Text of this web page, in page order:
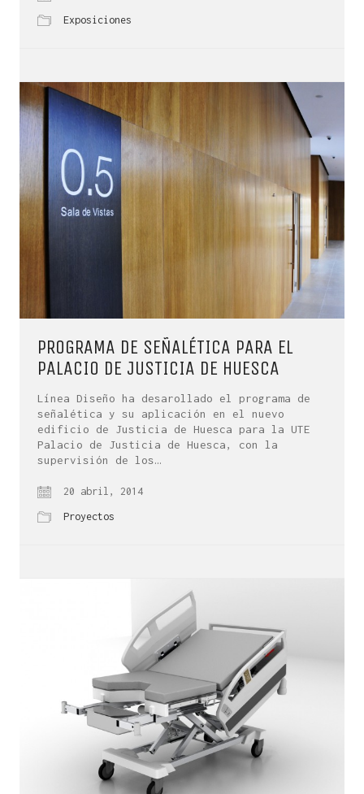
Exposiciones
PROGRAMA DE SEÑALÉTICA PARA EL
PALACIO DE JUSTICIA DE HUESCA
Línea Diseño ha desarollado el programa de
señalética y su aplicación en el nuevo
edificio de Justicia de Huesca para la UTE
Palacio de Justicia de Huesca, con la
supervisión de los…
20 abril, 2014
Proyectos